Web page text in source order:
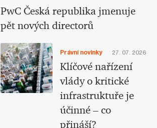
PwC Česká republika jmenuje
pět nových directorů
Právní novinky 27. 07. 2026
Klíčové nařízení
vlády o kritické
infrastruktuře je
účinné – co
přináší?